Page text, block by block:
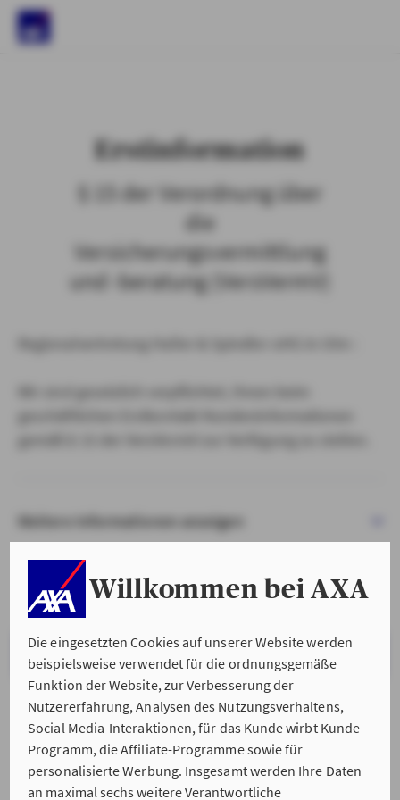
Willkommen bei AXA
Die eingesetzten Cookies auf unserer Website werden
beispielsweise verwendet für die ordnungsgemäße
Funktion der Website, zur Verbesserung der
Nutzererfahrung, Analysen des Nutzungsverhaltens,
Social Media-Interaktionen, für das Kunde wirbt Kunde-
Programm, die Affiliate-Programme sowie für
personalisierte Werbung. Insgesamt werden Ihre Daten
an maximal sechs weitere Verantwortliche
Erstinformation
§ 15 der Verordnung über
die
Versicherungsvermittlung
und -beratung (VersVermV)
Regionalvertretung Haller & Spindler oHG in Ulm :
Weitere Informationen anzeigen
VERSTANDEN & WEITER